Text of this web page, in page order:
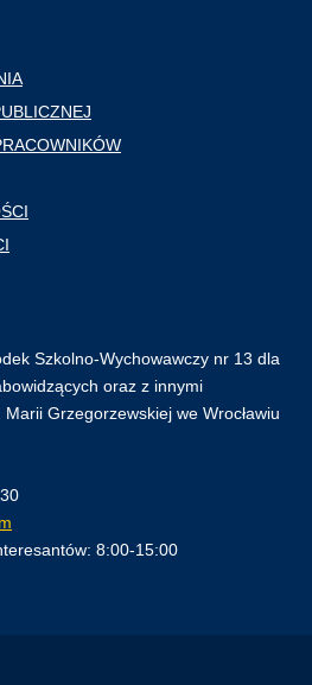
Szkolno-Wychowawczy nr 13 dla
oraz z innymi
Grzegorzewskiej we Wrocławiu
8:00-15:00